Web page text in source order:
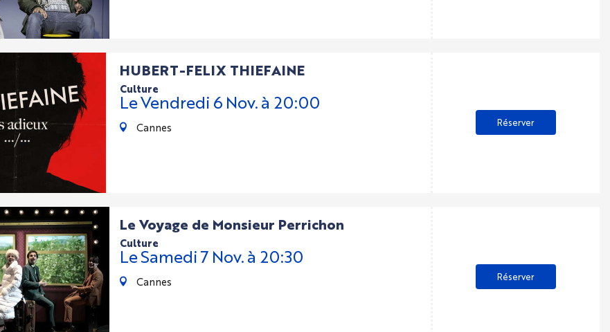
HUBERT-FELIX THIEFAINE
culture
LeVendredi 6 Nov.à 20:00
Cannes Réserver
Le Voyage de Monsieur Perrichon
culture
LeSamedi7 Nov.à 20:30
Cannes Réserver